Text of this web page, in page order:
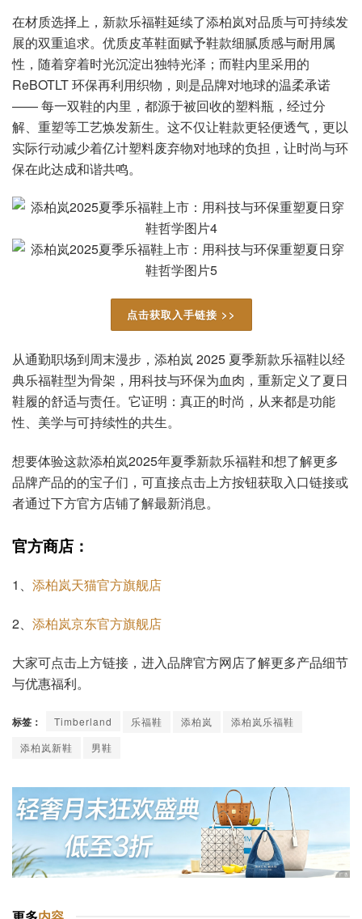
在材质选择上，新款乐福鞋延续了添柏岚对品质与可持续发
展的双重追求。优质皮革鞋面赋予鞋款细腻质感与耐用属
性，随着穿着时光沉淀出独特光泽；而鞋内里采用的
ReBOTLT 环保再利用织物，则是品牌对地球的温柔承诺
—— 每一双鞋的内里，都源于被回收的塑料瓶，经过分
解、重塑等工艺焕发新生。这不仅让鞋款更轻便透气，更以
实际行动减少着亿计塑料废弃物对地球的负担，让时尚与环
保在此达成和谐共鸣。
点击获取入手链接 >>
从通勤职场到周末漫步，添柏岚 2025 夏季新款乐福鞋以经
典乐福鞋型为骨架，用科技与环保为血肉，重新定义了夏日
鞋履的舒适与责任。它证明：真正的时尚，从来都是功能
性、美学与可持续性的共生。
想要体验这款添柏岚2025年夏季新款乐福鞋和想了解更多
品牌产品的的宝子们，可直接点击上方按钮获取入口链接或
者通过下方官方店铺了解最新消息。
官方商店：
1、 添柏岚天猫官方旗舰店
2、 添柏岚京东官方旗舰店
大家可点击上方链接，进入品牌官方网店了解更多产品细节
与优惠福利。
标签： Timberland 乐福鞋 添柏岚
添柏岚乐福鞋
添柏岚新鞋
男鞋